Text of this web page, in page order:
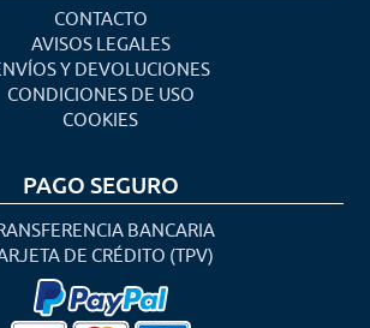
CONTACTO
AVISOS LEGALES
Y DEVOLUCIONES
CONDICIONES DE USO
COOKIES
PAGO SEGURO
BANCARIA
DE CRÉDITO (TPV)